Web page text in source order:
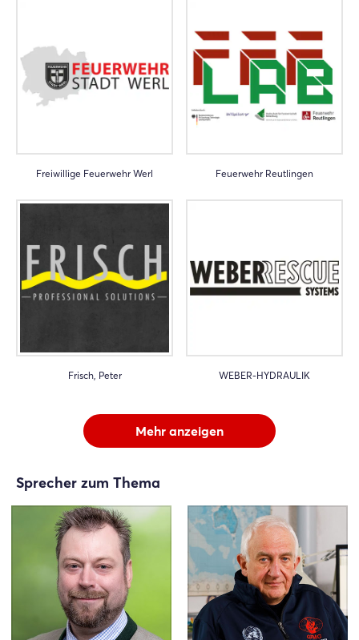
Freiwillige Feuerwehr Werl Feuerwehr Reutlingen
Frisch, Peter WEBER-HYDRAULIK
Mehr anzeigen
Sprecher zum Thema